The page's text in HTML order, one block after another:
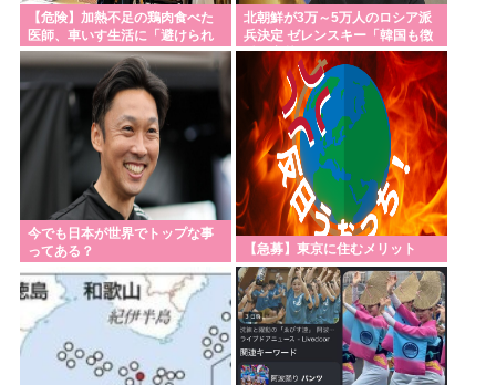
【危険】加熱不足の鶏肉食べた
医師、車いす生活に「避けられ
たリスクだった」
北朝鮮が3万～5万人のロシア派
兵決定 ゼレンスキー「韓国も徴
兵を寄越せ」
今でも日本が世界でトップな事
ってある？
【急募】東京に住むメリット